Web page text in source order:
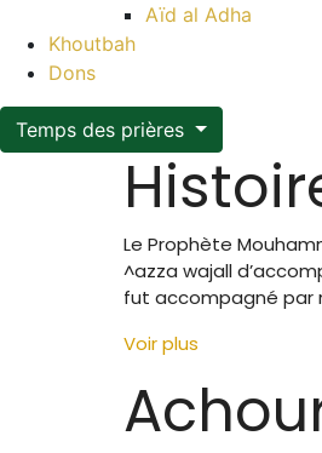
Aïd al Adha
Khoutbah
Dons
Temps des prières
Le Prophète
^azza wajall
fut accompagné par
Voir plus